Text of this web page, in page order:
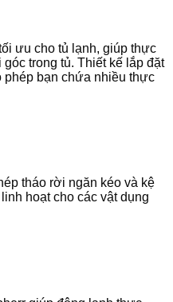
ưu cho tủ lạnh, giúp thực
trong tủ. Thiết kế lắp đặt
phép bạn chứa nhiều thực
tháo rời ngăn kéo và kệ
hoạt cho các vật dụng